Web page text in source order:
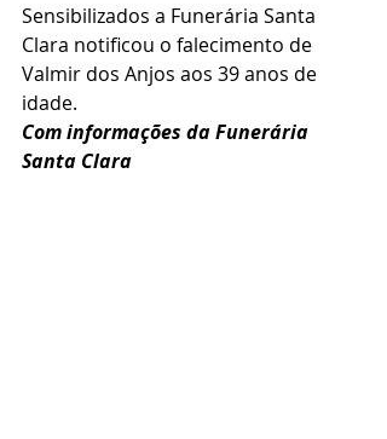
Sensibilizados a Funerária Santa
Clara notificou o falecimento de
Valmir dos Anjos aos 39 anos de
idade.
Com informações da Funerária
Santa Clara